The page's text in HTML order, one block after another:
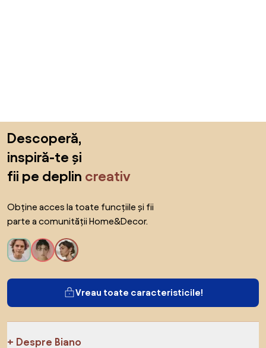
Descoperă,
inspiră-te și
fii pe deplin creativ
Obține acces la toate funcțiile și fii
parte a comunității Home&Decor.
Vreau toate caracteristicile!
Despre Biano